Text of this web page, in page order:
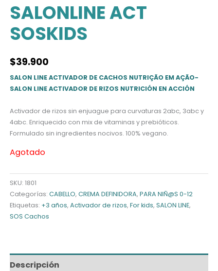
SALONLINE ACT
SOSKIDS
$39.900
SALON LINE ACTIVADOR DE CACHOS NUTRIÇÃO EM AÇÃO-
SALON LINE ACTIVADOR DE RIZOS NUTRICIÓN EN ACCIÓN
Activador de rizos sin enjuague para curvaturas 2abc, 3abc y
4abc. Enriquecido con mix de vitaminas y prebióticos.
Formulado sin ingredientes nocivos. 100% vegano.
Agotado
SKU: 1801
Categorías: CABELLO, CREMA DEFINIDORA, PARA NIÑ@S 0-12
Etiquetas: +3 años, Activador de rizos, For kids, SALON LINE,
SOS Cachos
Descripción